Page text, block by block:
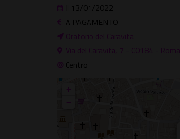
Il 13/01/2022
A PAGAMENTO
Oratorio del Caravita
Via del Caravita, 7 - 00184 - Roma
Centro
+
−